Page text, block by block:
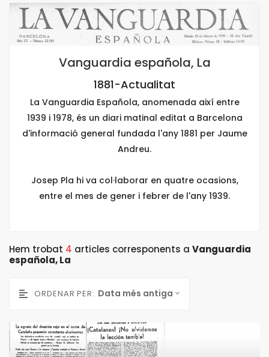
Vanguardia española, La
1881-Actualitat
La Vanguardia Española, anomenada així entre
1939 i 1978, és un diari matinal editat a Barcelona
d'informació general fundada l'any 1881 per Jaume
Andreu.
Josep Pla hi va col·laborar en quatre ocasions,
entre el mes de gener i febrer de l'any 1939.
Hem trobat 4 articles corresponents a Vanguardia
española, La
ORDENAR PER: Data més antiga